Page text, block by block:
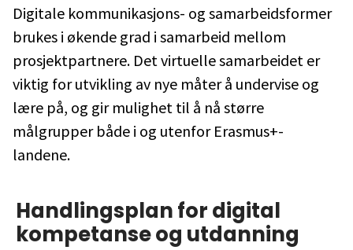
Digitale kommunikasjons- og samarbeidsformer
brukes i økende grad i samarbeid mellom
prosjektpartnere. Det virtuelle samarbeidet er
viktig for utvikling av nye måter å undervise og
lære på, og gir mulighet til å nå større
målgrupper både i og utenfor Erasmus+-
landene.
Handlingsplan for digital
kompetanse og utdanning